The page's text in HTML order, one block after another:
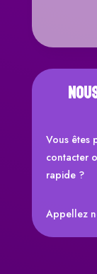
Vous êtes
contacter
rapide ?
Appellez